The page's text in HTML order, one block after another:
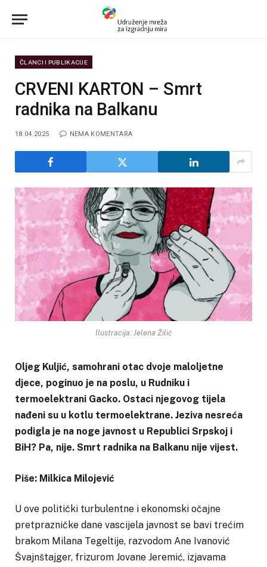
ČLANCI I PUBLIKACIJE
CRVENI KARTON – Smrt
radnika na Balkanu
18.04.2025 NEMA KOMENTARA
Ilustracija: Jelena Žilić
Oljeg Kuljić, samohrani otac dvoje maloljetne
djece, poginuo je na poslu, u Rudniku i
termoelektrani Gacko. Ostaci njegovog tijela
nađeni su u kotlu termoelektrane. Jeziva nesreća
podigla je na noge javnost u Republici Srpskoj i
BiH? Pa, nije. Smrt radnika na Balkanu nije vijest.
Piše: Milkica Milojević
U ove politički turbulentne i ekonomski očajne
pretprazničke dane vascijela javnost se bavi trećim
brakom Milana Tegeltije, razvodom Ane Ivanović
Švajnštajger, frizurom Jovane Jeremić, izjavama